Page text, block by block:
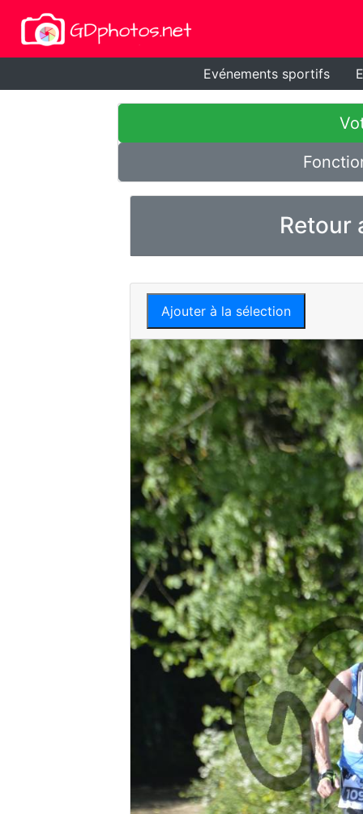
Evénements sportifs
Retour
Ajouter à la sélection